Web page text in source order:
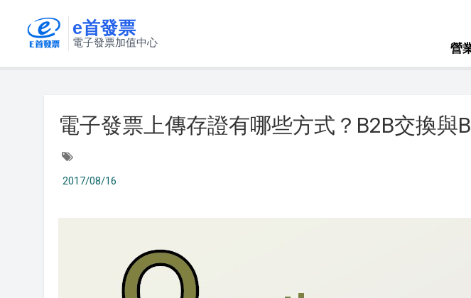
e首發票
電子發票加值中心 營
電子發票上傳存證有哪些方式？B2B交換與
2017/08/16